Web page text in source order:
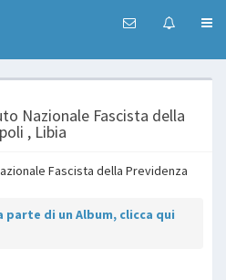
Nazionale Fascista della
, Libia
di un Album, clicca qui